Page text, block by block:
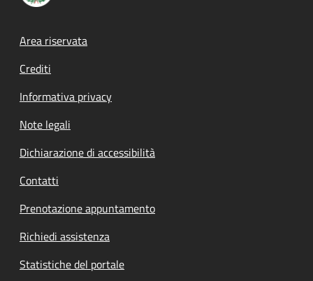
Footer menu
Area riservata
Crediti
Informativa privacy
Note legali
Dichiarazione di accessibilità
Contatti
Prenotazione appuntamento
Richiedi assistenza
Statistiche del portale